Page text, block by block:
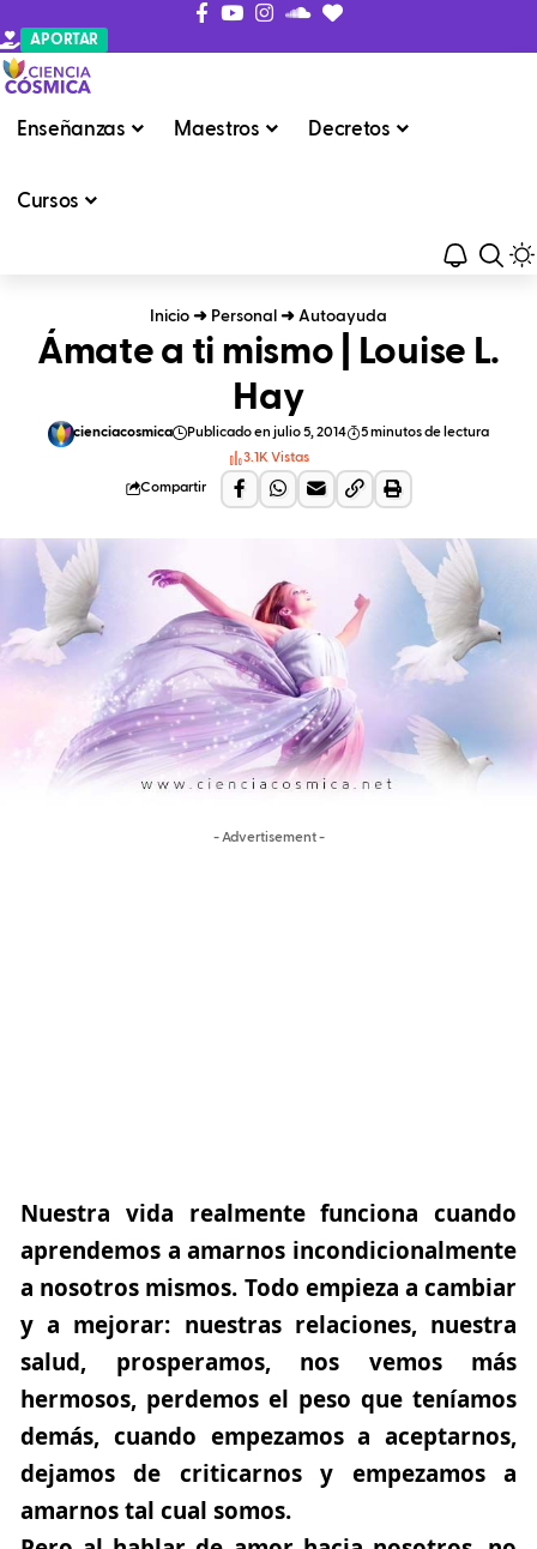
APORTAR
Enseñanzas Maestros Decretos
Cursos
Inicio ➜ Personal ➜ Autoayuda
Ámate a ti mismo | Louise L.
Hay
cienciacosmica Publicado en julio 5, 2014
5 minutos de lectura
3.1K Vistas
Compartir
- Advertisement -
Nuestra vida realmente funciona cuando
aprendemos a amarnos incondicionalmente
a nosotros mismos. Todo empieza a cambiar
y a mejorar: nuestras relaciones, nuestra
salud, prosperamos, nos vemos más
hermosos, perdemos el peso que teníamos
demás, cuando empezamos a aceptarnos,
dejamos de criticarnos y empezamos a
amarnos tal cual somos.